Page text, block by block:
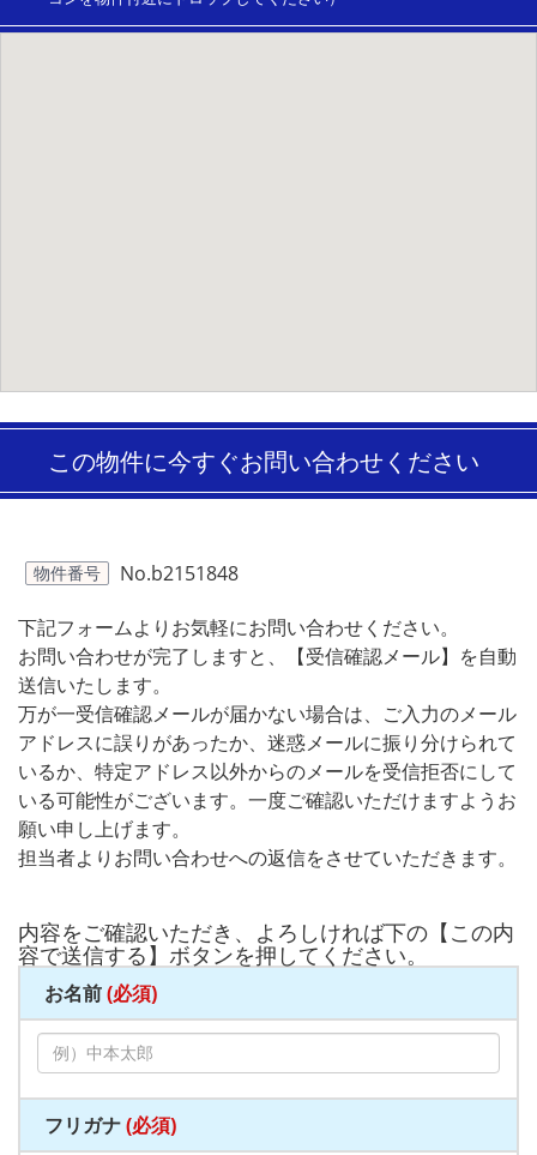
この物件に今すぐお問い合わせください
物件番号 No.b2151848
下記フォームよりお気軽にお問い合わせください。
お問い合わせが完了しますと、【受信確認メール】を自動
送信いたします。
万が一受信確認メールが届かない場合は、ご入力のメール
アドレスに誤りがあったか、迷惑メールに振り分けられて
いるか、特定アドレス以外からのメールを受信拒否にして
いる可能性がございます。一度ご確認いただけますようお
願い申し上げます。
担当者よりお問い合わせへの返信をさせていただきます。
内容をご確認いただき、よろしければ下の【この内
容で送信する】ボタンを押してください。
お名前(必須)
フリガナ(必須)